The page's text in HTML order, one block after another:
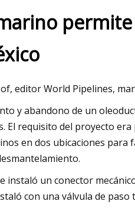
urotensina
editor World Pipelines,
y abandono de un
El requisito del proyecto
en dos ubicaciones para
instaló un conector
con una válvula de paso